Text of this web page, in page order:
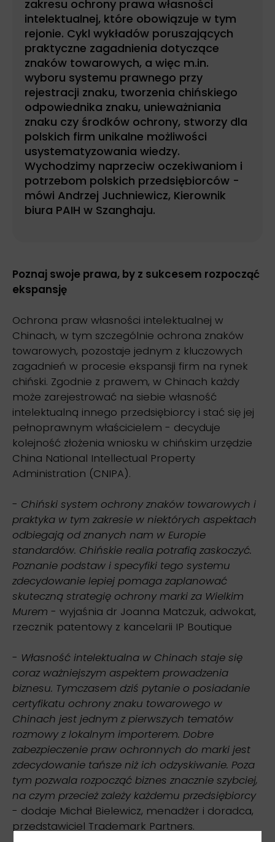
zakresu ochrony prawa własności
intelektualnej, które obowiązuje w tym
rejonie. Cykl wykładów poruszających
praktyczne zagadnienia dotyczące
znaków towarowych, a więc m.in.
wyboru systemu prawnego przy
rejestracji znaku, tworzenia chińskiego
odpowiednika znaku, unieważniania
znaku czy środków ochrony, stworzy dla
polskich firm unikalne możliwości
usystematyzowania wiedzy.
Wychodzimy naprzeciw oczekiwaniom i
potrzebom polskich przedsiębiorców -
mówi Andrzej Juchniewicz, Kierownik
biura PAIH w Szanghaju.
Poznaj swoje prawa, by z sukcesem rozpocząć
ekspansję
Ochrona praw własności intelektualnej w
Chinach, w tym szczególnie ochrona znaków
towarowych, pozostaje jednym z kluczowych
zagadnień w procesie ekspansji firm na rynek
chiński. Zgodnie z prawem, w Chinach każdy
może zarejestrować na siebie własność
intelektualną innego przedsiębiorcy i stać się jej
pełnoprawnym właścicielem - decyduje
kolejność złożenia wniosku w chińskim urzędzie
China National Intellectual Property
Administration (CNIPA).
- Chiński system ochrony znaków towarowych i
praktyka w tym zakresie w niektórych aspektach
odbiegają od znanych nam w Europie
standardów. Chińskie realia potrafią zaskoczyć.
Poznanie podstaw i specyfiki tego systemu
zdecydowanie lepiej pomaga zaplanować
skuteczną strategię ochrony marki za Wielkim
Murem - wyjaśnia dr Joanna Matczuk, adwokat,
rzecznik patentowy z kancelarii IP Boutique
- Własność intelektualna w Chinach staje się
coraz ważniejszym aspektem prowadzenia
biznesu. Tymczasem dziś pytanie o posiadanie
certyfikatu ochrony znaku towarowego w
Chinach jest jednym z pierwszych tematów
rozmowy z lokalnym importerem. Dobre
zabezpieczenie praw ochronnych do marki jest
zdecydowanie tańsze niż ich odzyskiwanie. Poza
tym pozwala rozpocząć biznes znacznie szybciej,
na czym przecież zależy każdemu przedsiębiorcy
- dodaje Michał Bielewicz, menadżer i doradca,
przedstawiciel Trademark Partners.